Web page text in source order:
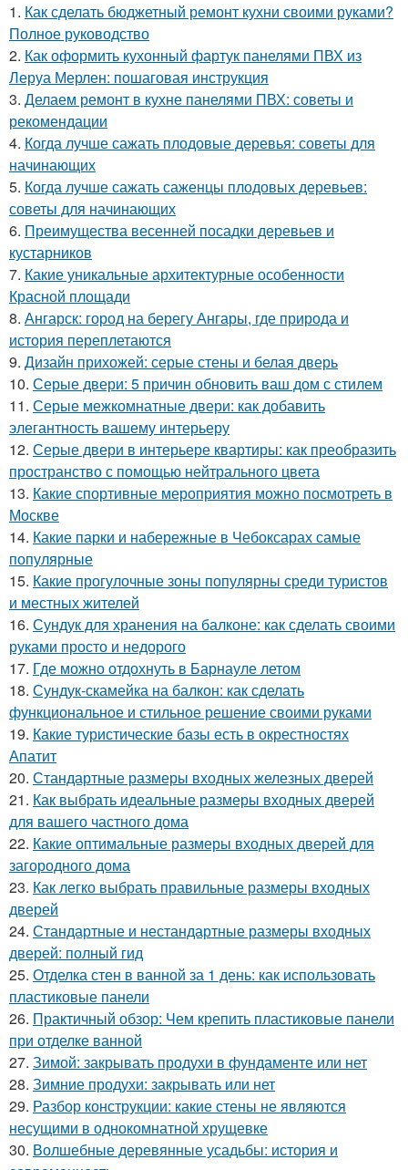
1. Как сделать бюджетный ремонт кухни своими руками?
Полное руководство
2. Как оформить кухонный фартук панелями ПВХ из
Леруа Мерлен: пошаговая инструкция
3. Делаем ремонт в кухне панелями ПВХ: советы и
рекомендации
4. Когда лучше сажать плодовые деревья: советы для
начинающих
5. Когда лучше сажать саженцы плодовых деревьев:
советы для начинающих
6. Преимущества весенней посадки деревьев и
кустарников
7. Какие уникальные архитектурные особенности
Красной площади
8. Ангарск: город на берегу Ангары, где природа и
история переплетаются
9. Дизайн прихожей: серые стены и белая дверь
10. Серые двери: 5 причин обновить ваш дом с стилем
11. Серые межкомнатные двери: как добавить
элегантность вашему интерьеру
12. Серые двери в интерьере квартиры: как преобразить
пространство с помощью нейтрального цвета
13. Какие спортивные мероприятия можно посмотреть в
Москве
14. Какие парки и набережные в Чебоксарах самые
популярные
15. Какие прогулочные зоны популярны среди туристов
и местных жителей
16. Сундук для хранения на балконе: как сделать своими
руками просто и недорого
17. Где можно отдохнуть в Барнауле летом
18. Сундук-скамейка на балкон: как сделать
функциональное и стильное решение своими руками
19. Какие туристические базы есть в окрестностях
Апатит
20. Стандартные размеры входных железных дверей
21. Как выбрать идеальные размеры входных дверей
для вашего частного дома
22. Какие оптимальные размеры входных дверей для
загородного дома
23. Как легко выбрать правильные размеры входных
дверей
24. Стандартные и нестандартные размеры входных
дверей: полный гид
25. Отделка стен в ванной за 1 день: как использовать
пластиковые панели
26. Практичный обзор: Чем крепить пластиковые панели
при отделке ванной
27. Зимой: закрывать продухи в фундаменте или нет
28. Зимние продухи: закрывать или нет
29. Разбор конструкции: какие стены не являются
несущими в однокомнатной хрущевке
30. Волшебные деревянные усадьбы: история и